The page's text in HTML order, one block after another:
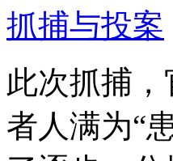
抓捕与投案
此次抓捕
者人满为“